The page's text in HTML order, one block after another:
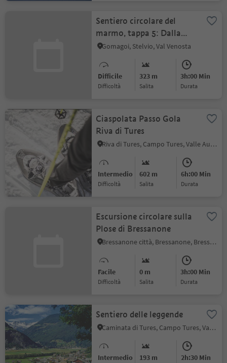
Sentiero circolare del
marmo, tappa 5: Dalla
malga Vellnairalm a Solda
Gomagoi, Stelvio, Val Venosta
Difficile
Difficoltà
323 m
Salita
3h:00 Min
durata
Ciaspolata Passo Gola
Riva di Tures
Riva di Tures, Campo Tures, Valle Aurina
Intermedio
Difficoltà
602 m
Salita
6h:00 Min
durata
Escursione circolare sulla
Plose di Bressanone
Bressanone città, Bressanone, Bressanone e dintorni
Facile
Difficoltà
0 m
Salita
3h:00 Min
durata
Sentiero delle leggende
Caminata di Tures, Campo Tures, Valle Aurina
Intermedio 193 m 2h:30 Min